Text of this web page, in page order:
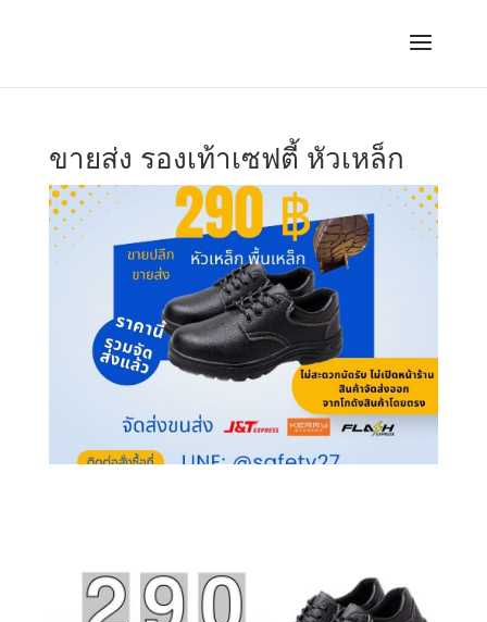
ขายส่ง รองเท้าเซฟตี้ หัวเหล็ก